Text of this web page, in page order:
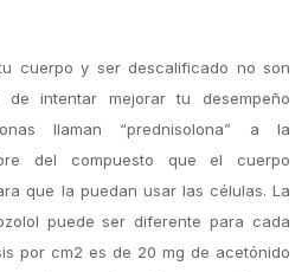
cuerpo y ser descalificado no son
de intentar mejorar tu desempeño
llaman “prednisolona” a la
del compuesto que el cuerpo
que la puedan usar las células. La
puede ser diferente para cada
por cm2 es de 20 mg de acetónido